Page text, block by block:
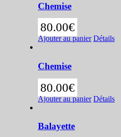
Chemise
80.00€
Ajouter au panier Détails
Chemise
80.00€
Ajouter au panier Détails
Balayette